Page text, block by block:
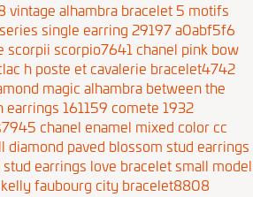
vintage alhambra bracelet 5 motifs
single earring 29197 a0abf5f6
scorpii scorpio7641 chanel pink bow
h poste et cavalerie bracelet4742
magic alhambra between the
earrings 161159 comete 1932
chanel enamel mixed color cc
diamond paved blossom stud earrings
earrings love bracelet small model
faubourg city bracelet8808